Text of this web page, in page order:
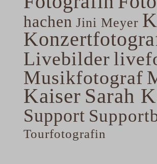
hachen Jini Meyer
Livebilder
Musikfotograf
Kaiser Sarah
Support
Tourfotografin